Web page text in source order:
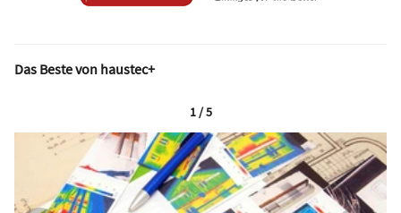
Das Beste von haustec+
1 / 5